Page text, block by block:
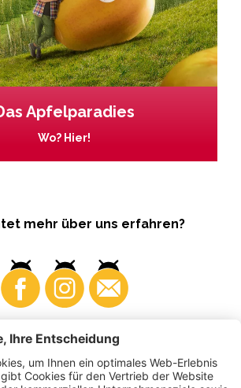
Apfelparadies
Wo? Hier!
mehr über uns erfahren?
Produzenten